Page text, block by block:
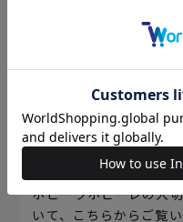
ホビーラホビーレ
ホビーラホビーレの大
いて、こちらからご覧い